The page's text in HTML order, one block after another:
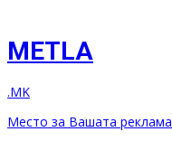
METLA
.MK
Место за Вашата реклама